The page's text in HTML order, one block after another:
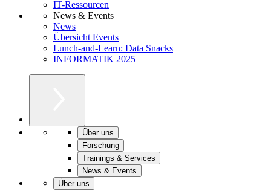
IT-Ressourcen
News & Events
News
Übersicht Events
Lunch-and-Learn: Data Snacks
INFORMATIK 2025
Über uns
Forschung
Trainings & Services
News & Events
Über uns